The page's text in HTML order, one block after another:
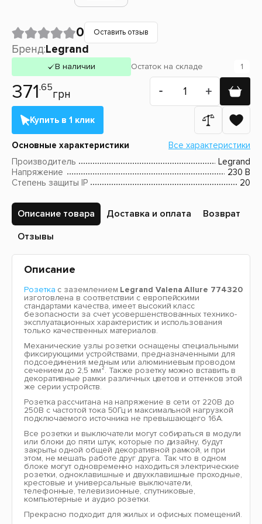
0 Оставить отзыв
Бренд:Legrand
В наличии Остаток на складе 1
371.65
грн
Купить в 1 клик
Основные характеристики
Все характеристики
Производитель
Legrand
Напряжение
230 В
Степень защиты IP
20
Описание товара Доставка и оплата
Возврат
Отзывы
Описание
Розетка с заземлением Legrand Valena Allure 774320
изготовлена в соответствии с европейскими
стандартами качества, имеет высокий класс
безопасности за счет усовершенствованных технико-
эксплуатационных характеристик и использования
только качественных материалов.
Механические узлы розетки оснащены специальными
фиксирующими устройствами, предназначенными для
подсоединения медным или алюминиевым проводом
сечением до 2,5 мм². Также розетку можно вставить в
декоративные рамки различных цветов и оттенков этой
же серии устройств.
Розетка рассчитана на напряжение в сети от 220В до
250В с частотой тока 50Гц и максимальной нагрузкой
подключаемого источника не превышающего 16А.
Все розетки и выключатели могут собираться в модули
или блоки до пяти штук, которые по дизайну, будут
закрыты одной общей декоративной рамкой, и при
этом, не мешать работе друг друга. Так что в одном
блоке могут одновременно находиться электрические
розетки, одноклавишные и двухклавишные проходные,
крестовые и универсальные выключатели,
телефонные, телевизионные, спутниковые,
компьютерные и аудио розетки.
Прекрасно подходит для жилых и офисных помещений.